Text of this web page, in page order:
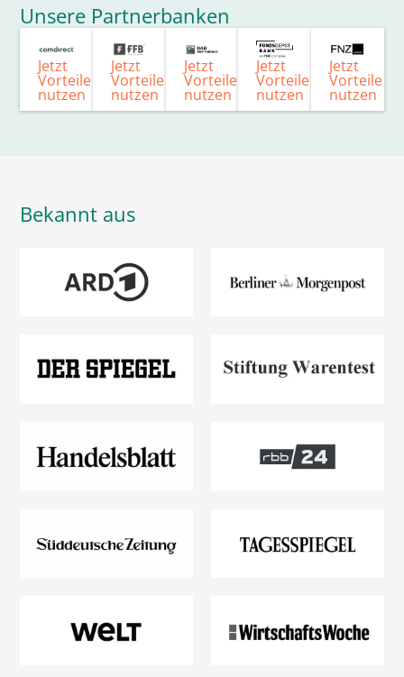
Unsere Partnerbanken
Jetzt
Vorteile
nutzen
Jetzt
Vorteile
nutzen
Jetzt
Vorteile
nutzen
Jetzt
Vorteile
nutzen
Jetzt
Vorteile
nutzen
Bekannt aus